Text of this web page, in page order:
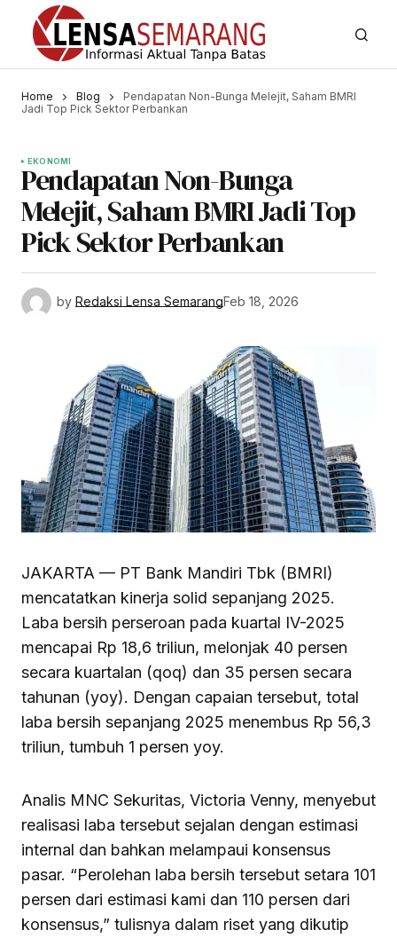
Home Blog
Pendapatan Non-Bunga Melejit, Saham BMRI
Jadi Top Pick Sektor Perbankan
EKONOMI
Pendapatan Non-Bunga
Melejit, Saham BMRI Jadi Top
Pick Sektor Perbankan
by Redaksi Lensa SemarangFeb 18, 2026
JAKARTA — PT Bank Mandiri Tbk (BMRI)
mencatatkan kinerja solid sepanjang 2025.
Laba bersih perseroan pada kuartal IV-2025
mencapai Rp 18,6 triliun, melonjak 40 persen
secara kuartalan (qoq) dan 35 persen secara
tahunan (yoy). Dengan capaian tersebut, total
laba bersih sepanjang 2025 menembus Rp 56,3
triliun, tumbuh 1 persen yoy.
Analis MNC Sekuritas, Victoria Venny, menyebut
realisasi laba tersebut sejalan dengan estimasi
internal dan bahkan melampaui konsensus
pasar. “Perolehan laba bersih tersebut setara 101
persen dari estimasi kami dan 110 persen dari
konsensus,” tulisnya dalam riset yang dikutip